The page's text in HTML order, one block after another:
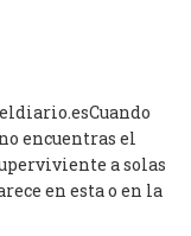
encuentras el
a solas
en esta o en la